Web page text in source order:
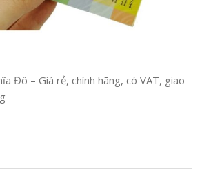
Đô – Giá rẻ, chính hãng, có VAT, giao